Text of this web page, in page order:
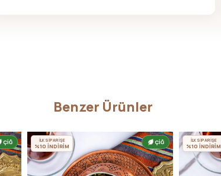
Benzer Ürünler
ÇİĞ ÇİĞ
İLK SİPARİŞE
%10 İNDİRİM
İLK SİPARİŞE
%10 İNDİRİM